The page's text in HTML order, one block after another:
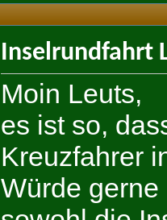
Inselrundfahrt
Moin Leuts,
es ist so,
Kreuzfahrer
Würde